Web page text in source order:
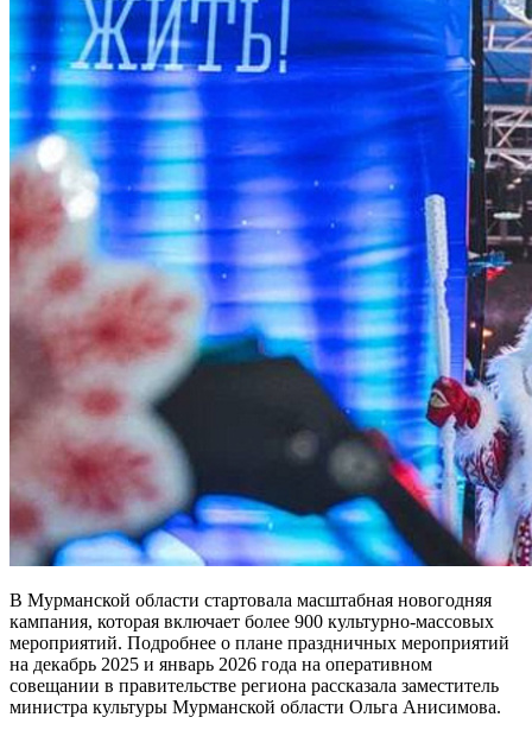
В Мурманской области стартовала масштабная новогодняя
кампания, которая включает более 900 культурно-массовых
мероприятий. Подробнее о плане праздничных мероприятий
на декабрь 2025 и январь 2026 года на оперативном
совещании в правительстве региона рассказала заместитель
министра культуры Мурманской области Ольга Анисимова.